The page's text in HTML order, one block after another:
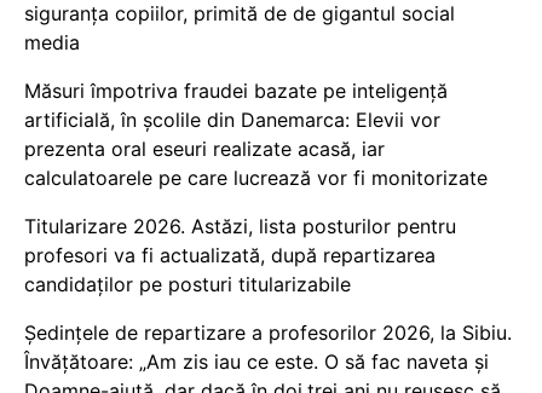
siguranța copiilor, primită de de gigantul social
media
Măsuri împotriva fraudei bazate pe inteligență
artificială, în școlile din Danemarca: Elevii vor
prezenta oral eseuri realizate acasă, iar
calculatoarele pe care lucrează vor fi monitorizate
Titularizare 2026. Astăzi, lista posturilor pentru
profesori va fi actualizată, după repartizarea
candidaților pe posturi titularizabile
Ședințele de repartizare a profesorilor 2026, la Sibiu.
Învățătoare: „Am zis iau ce este. O să fac naveta și